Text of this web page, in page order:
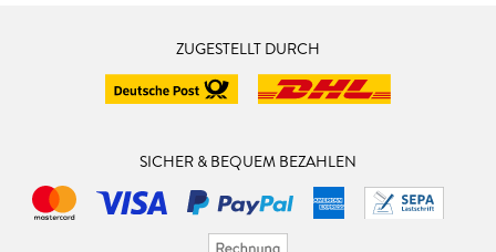
ZUGESTELLT DURCH
SICHER & BEQUEM BEZAHLEN